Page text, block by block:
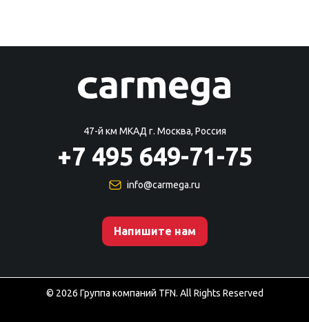
47-й км МКАД г. Москва, Россия
+7 495 649-71-75
info@carmega.ru
Напишите нам
© 2026 Группа компаний TFN. All Rights Reserved